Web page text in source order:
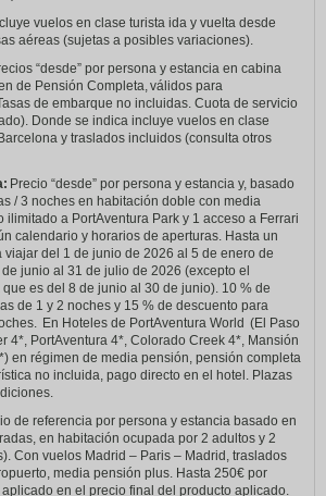
vuelos en clase turista ida y vuelta desde
aéreas (sujetas a posibles variaciones).
“desde” por persona y estancia en cabina
de Pensión Completa, válidos para
de embarque no incluidas. Cuota de servicio
Donde se indica incluye vuelos en clase
y traslados incluidos (consulta otros
Precio “desde” por persona y estancia y, basado
/ 3 noches en habitación doble con media
ilimitado a PortAventura Park y 1 acceso a Ferrari
calendario y horarios de aperturas. Hasta un
viajar del 1 de junio de 2026 al 5 de enero de
junio al 31 de julio de 2026 (excepto el
es del 8 de junio al 30 de junio). 10 % de
de 1 y 2 noches y 15 % de descuento para
En Hoteles de PortAventura World (El Paso
4*, PortAventura 4*, Colorado Creek 4*, Mansión
en régimen de media pensión, pensión completa
no incluida, pago directo en el hotel. Plazas
de referencia por persona y estancia basado en
en habitación ocupada por 2 adultos y 2
Con vuelos Madrid – Paris – Madrid, traslados
media pensión plus. Hasta 250€ por
en el precio final del producto aplicado.